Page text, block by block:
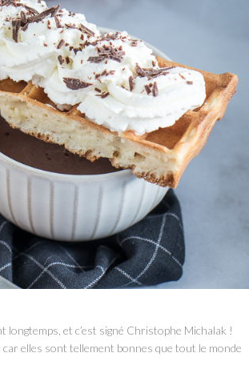
et c’est signé Christophe Michalak !
car elles sont tellement bonnes que tout le monde